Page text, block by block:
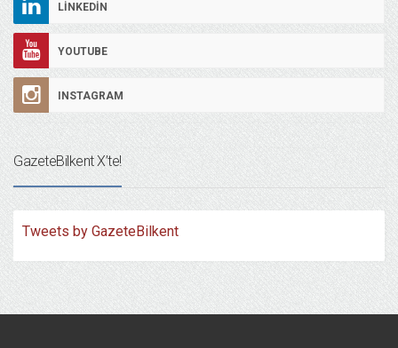
LINKEDIN
YOUTUBE
INSTAGRAM
GazeteBilkent X’te!
Tweets by GazeteBilkent